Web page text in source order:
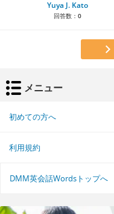
Yuya J. Kato
回答数： 0
メニュー
初めての方へ
利用規約
DMM英会話Wordsトップへ